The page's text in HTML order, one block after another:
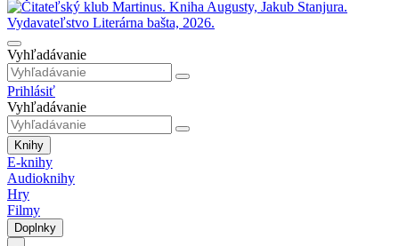
Vyhľadávanie
Prihlásiť
Vyhľadávanie
Knihy
E-knihy
Audioknihy
Hry
Filmy
Doplnky